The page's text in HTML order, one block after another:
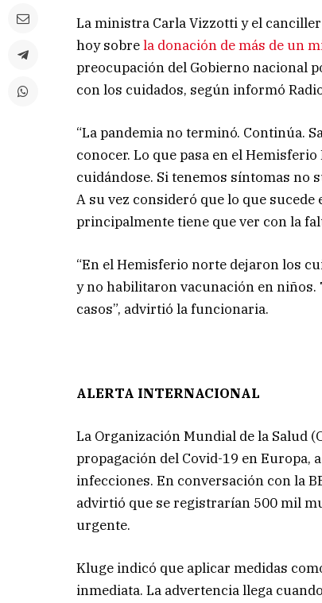
La ministra Carla Vizzotti y el
hoy sobrela donación de más de un
preocupación del Gobierno nacional
con los cuidados, según informó
“La pandemia no terminó. Continúa.
conocer. Lo que pasa en el
cuidándose. Si tenemos síntomas no
A su vez consideró que lo que
principalmente tiene que ver con la
“En el Hemisferio norte dejaron los
y no habilitaron vacunación en niños.
casos”, advirtió la funcionaria.
ALERTA INTERNACIONAL
La Organización Mundial de la Salud
propagación del Covid-19 en Europa,
infecciones. En conversación con la
advirtió que se registrarían 500 mil
urgente.
Kluge indicó que aplicar medidas
inmediata. La advertencia llega